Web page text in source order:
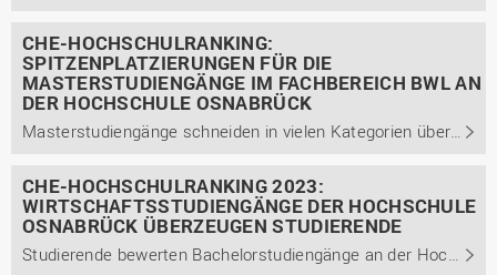
CHE-HOCHSCHULRANKING:
SPITZENPLATZIERUNGEN FÜR DIE
MASTERSTUDIENGÄNGE IM FACHBEREICH BWL AN
DER HOCHSCHULE OSNABRÜCK
Masterstudiengänge schneiden in vielen Kategorien überdurchschnittlich gut ab
CHE-HOCHSCHULRANKING 2023:
WIRTSCHAFTSSTUDIENGÄNGE DER HOCHSCHULE
OSNABRÜCK ÜBERZEUGEN STUDIERENDE
Studierende bewerten Bachelorstudiengänge an der Hochschule Osnabrück mit Bestnoten